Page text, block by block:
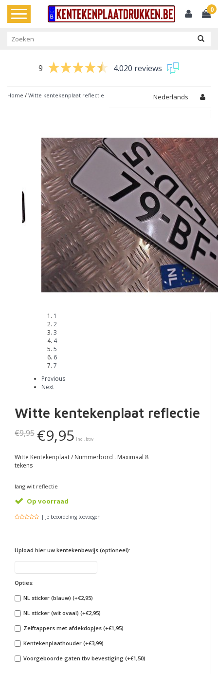
Toggle
navigation
0
9 4.020 reviews
Home / Witte kentekenplaat reflectie Nederlands
1
2
3
4
5
6
7
Previous
Next
Witte kentekenplaat reflectie
€9,95 €9,95 Incl. btw
Witte Kentekenplaat / Nummerbord . Maximaal 8
tekens
lang wit reflectie
Op voorraad
| Je beoordeling toevoegen
Upload hier uw kentekenbewijs (optioneel):
Opties:
NL sticker (blauw) (+€2,95)
NL sticker (wit ovaal) (+€2,95)
Zelftappers met afdekdopjes (+€1,95)
Kentekenplaathouder (+€3,99)
Voorgeboorde gaten tbv bevestiging (+€1,50)